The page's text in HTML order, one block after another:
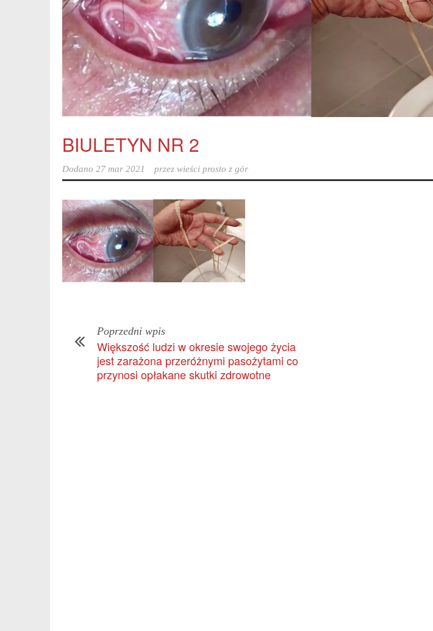
BIULETYN NR 2
Dodano 27 mar 2021 przez wieści prosto z gór
Poprzedni wpis
Większość ludzi w okresie swojego życia
jest zarażona przeróżnymi pasożytami co
przynosi opłakane skutki zdrowotne